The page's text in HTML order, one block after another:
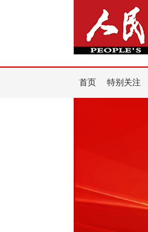
首页 特别关注